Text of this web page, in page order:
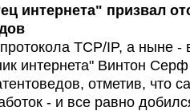
интернета" призвал
TCP/IP, а ныне -
интернета" Винтон
отметив, что
- и все равно